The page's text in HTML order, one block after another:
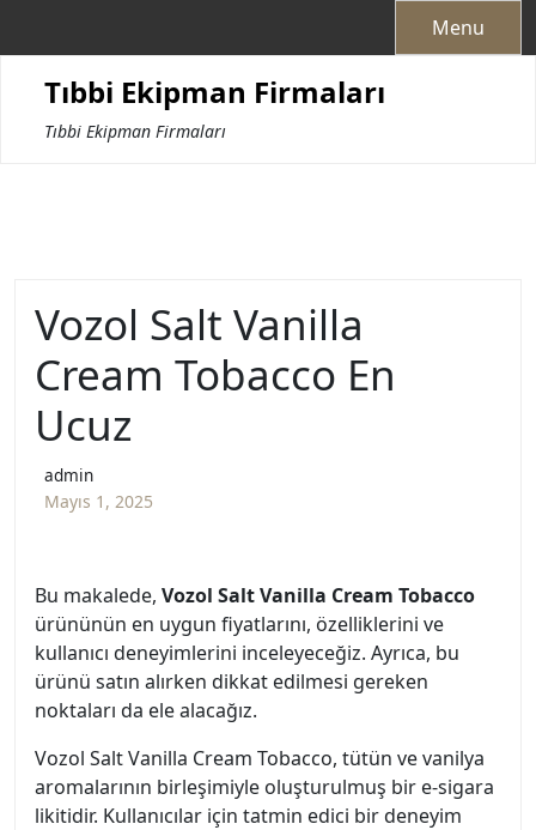
Menu
Tıbbi Ekipman Firmaları
Tıbbi Ekipman Firmaları
Vozol Salt Vanilla
Cream Tobacco En
Ucuz
admin
Mayıs 1, 2025
Bu makalede, Vozol Salt Vanilla Cream Tobacco
ürününün en uygun fiyatlarını, özelliklerini ve
kullanıcı deneyimlerini inceleyeceğiz. Ayrıca, bu
ürünü satın alırken dikkat edilmesi gereken
noktaları da ele alacağız.
Vozol Salt Vanilla Cream Tobacco, tütün ve vanilya
aromalarının birleşimiyle oluşturulmuş bir e-sigara
likitidir. Kullanıcılar için tatmin edici bir deneyim